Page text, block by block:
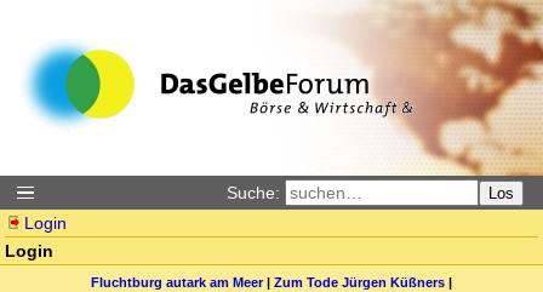
Suche: Los
Login
Login
Fluchtburg autark am Meer| Zum Tode Jürgen Küßners |